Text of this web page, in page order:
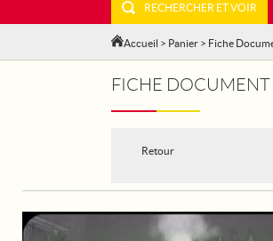
RECHERCHER ET VOIR
Accueil > Panier > Fiche
FICHE DOCUMENT
Retour